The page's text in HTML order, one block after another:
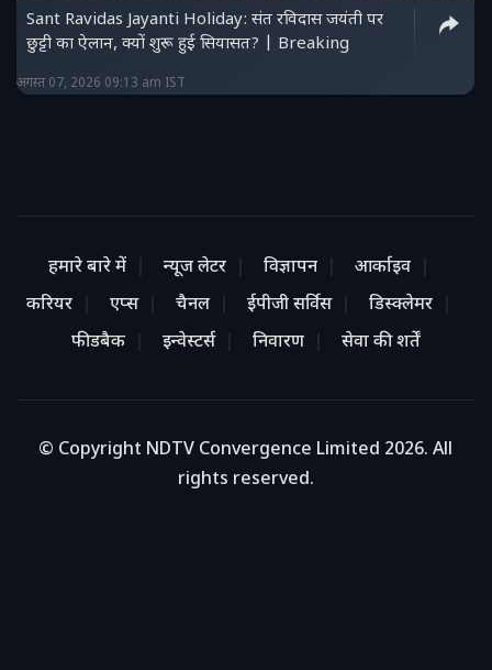
Sant Ravidas Jayanti Holiday: संत रविदास जयंती पर
छुट्टी का ऐलान, क्यों शुरू हुई सियासत? | Breaking
अगस्त 07, 2026 09:13 am IST
हमारे बारे में न्यूज लेटर विज्ञापन
आर्काइव
करियर
एप्स चैनल ईपीजी सर्विस
डिस्क्लेमर
फीडबैक
इन्वेस्टर्स निवारण सेवा की शर्तें
© Copyright NDTV Convergence Limited 2026. All
rights reserved.